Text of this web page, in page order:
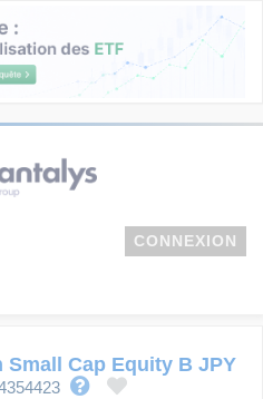
CONNEXION
Small Cap Equity B JPY